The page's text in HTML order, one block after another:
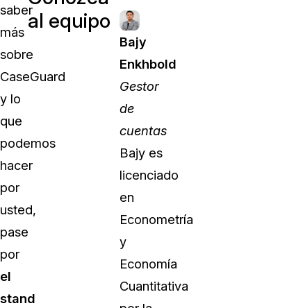
saber
más
sobre
CaseGuard
y lo
que
podemos
hacer
por
usted,
pase
por
el
stand
al equipo
Bajy
Enkhbold
Gestor
de
cuentas
Bajy es
licenciado
en
Econometría
y
Economía
Cuantitativa